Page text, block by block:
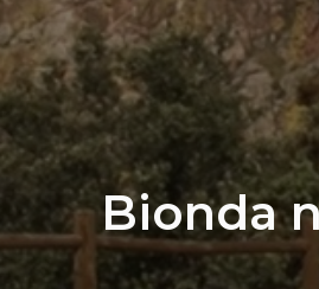
Bionda